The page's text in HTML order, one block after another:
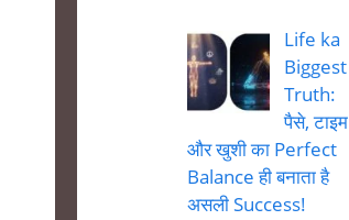
Life ka
Biggest
Truth:
पैसे, टाइम
और खुशी का Perfect
Balance ही बनाता है
असली Success!